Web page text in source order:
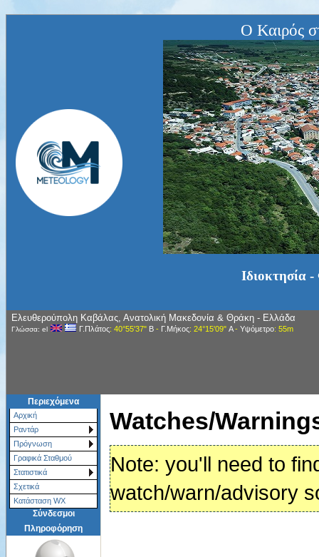
Ο Καιρός
Ιδιοκτησία
Ελευθερούπολη Καβάλας, Ανατολική Μακεδονία & Θράκη - Ελλάδα
Γλώσσα: el Γ.Πλάτος: 40°55'37" Β- Γ.Μήκος: 24°15'09" Α- Υψόμετρο: 55m
Περιεχόμενα
Αρχική
Ραντάρ
Πρόγνωση
Γραφικά Σταθμού
Στατιστικά
Σχετικά
Κατάσταση WX
Σύνδεσμοι
Πληροφόρηση
Watches/
Note: you'll need to
watch/warn/advisory